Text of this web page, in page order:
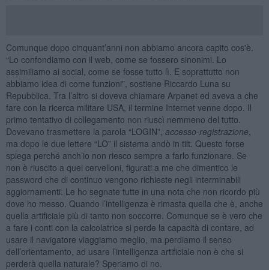
Comunque dopo cinquant’anni non abbiamo ancora capito cos'è.
“Lo confondiamo con il web, come se fossero sinonimi. Lo
assimiliamo ai social, come se fosse tutto lì. E soprattutto non
abbiamo idea di come funzioni”, sostiene Riccardo Luna su
Repubblica. Tra l’altro si doveva chiamare Arpanet ed aveva a che
fare con la ricerca militare USA, il termine Internet venne dopo. Il
primo tentativo di collegamento non riuscì nemmeno del tutto.
Dovevano trasmettere la parola “LOGIN”, accesso-registrazione
ma dopo le due lettere “LO” il sistema andò in tilt. Questo forse
spiega perché anch’io non riesco sempre a farlo funzionare. Se
non è riuscito a quei cervelloni, figurati a me che dimentico le
password che di continuo vengono richieste negli interminabili
aggiornamenti. Le ho segnate tutte in una nota che non ricordo più
dove ho messo. Quando l’intelligenza è rimasta quella che è, anche
quella artificiale più di tanto non soccorre. Comunque se è vero che
a fare i conti con la calcolatrice si perde la capacità di contare, ad
usare il navigatore viaggiamo meglio, ma perdiamo il senso
dell’orientamento, ad usare l’intelligenza artificiale non è che si
perderà quella naturale? Speriamo di no.